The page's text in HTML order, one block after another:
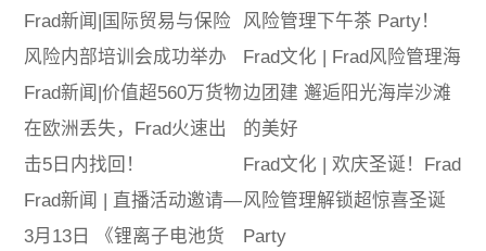
Frad新闻|国际贸易与保险
风险内部培训会成功举办
Frad新闻|价值超560万货物
在欧洲丢失，Frad火速出
击5日内找回！
Frad新闻 | 直播活动邀请—
3月13日 《锂离子电池货
风险管理下午茶 Party！
Frad文化 | Frad风险管理海
边团建 邂逅阳光海岸沙滩
的美好
Frad文化 | 欢庆圣诞！Frad
风险管理解锁超惊喜圣诞
Party